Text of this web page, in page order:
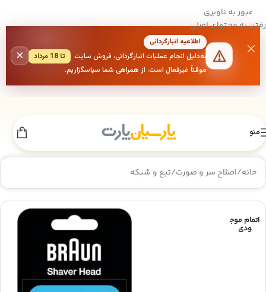
عبور به ناوبری
رفتن به محتوای اصلی
اطلاعیه انبارگردانی
به‌دلیل انجام عملیات انبارگردانی، فروش سایت
تا 18 مرداد
موقتاً غیرفعال است. از همراهی شما سپاسگزاریم.
×
منو
خانه/اصلاح سر و صورت/تیغ و شبکه
اتمام موج
ودی